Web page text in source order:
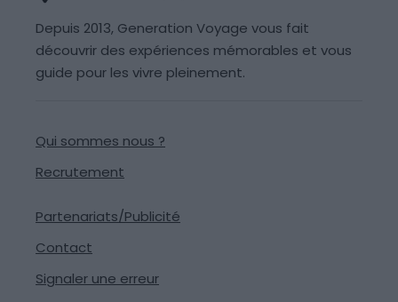
Depuis 2013, Generation Voyage vous fait
découvrir des expériences mémorables et vous
guide pour les vivre pleinement.
Qui sommes nous ?
Recrutement
Partenariats/Publicité
Contact
Signaler une erreur